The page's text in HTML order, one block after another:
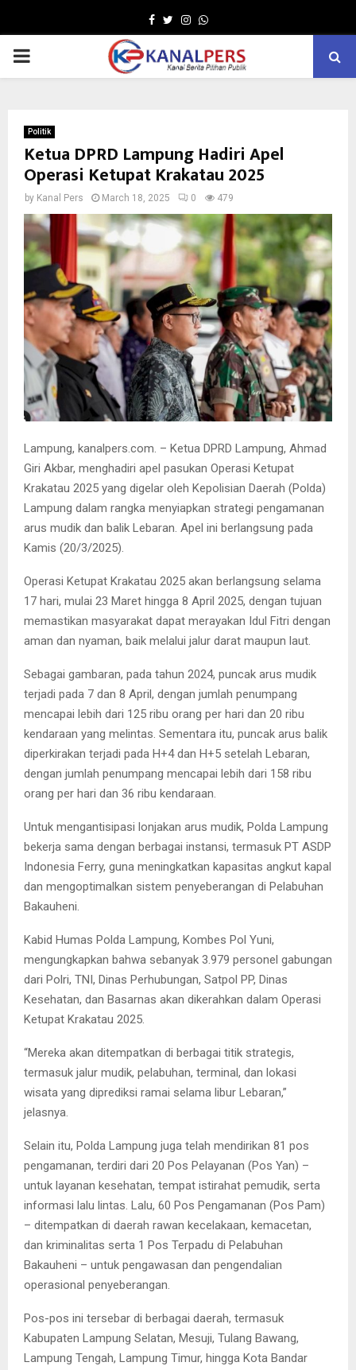
Facebook
TwitterInstagram
Whatsapp
PRIMARY
Politik
Ketua DPRD Lampung Hadiri Apel
Operasi Ketupat Krakatau 2025
by Kanal Pers March 18, 2025 0 479
Lampung, kanalpers.com. – Ketua DPRD Lampung, Ahmad
Giri Akbar, menghadiri apel pasukan Operasi Ketupat
Krakatau 2025 yang digelar oleh Kepolisian Daerah (Polda)
Lampung dalam rangka menyiapkan strategi pengamanan
arus mudik dan balik Lebaran. Apel ini berlangsung pada
Kamis (20/3/2025).
Operasi Ketupat Krakatau 2025 akan berlangsung selama
17 hari, mulai 23 Maret hingga 8 April 2025, dengan tujuan
memastikan masyarakat dapat merayakan Idul Fitri dengan
aman dan nyaman, baik melalui jalur darat maupun laut.
Sebagai gambaran, pada tahun 2024, puncak arus mudik
terjadi pada 7 dan 8 April, dengan jumlah penumpang
mencapai lebih dari 125 ribu orang per hari dan 20 ribu
kendaraan yang melintas. Sementara itu, puncak arus balik
diperkirakan terjadi pada H+4 dan H+5 setelah Lebaran,
dengan jumlah penumpang mencapai lebih dari 158 ribu
orang per hari dan 36 ribu kendaraan.
Untuk mengantisipasi lonjakan arus mudik, Polda Lampung
bekerja sama dengan berbagai instansi, termasuk PT ASDP
Indonesia Ferry, guna meningkatkan kapasitas angkut kapal
dan mengoptimalkan sistem penyeberangan di Pelabuhan
Bakauheni.
Kabid Humas Polda Lampung, Kombes Pol Yuni,
mengungkapkan bahwa sebanyak 3.979 personel gabungan
dari Polri, TNI, Dinas Perhubungan, Satpol PP, Dinas
Kesehatan, dan Basarnas akan dikerahkan dalam Operasi
Ketupat Krakatau 2025.
“Mereka akan ditempatkan di berbagai titik strategis,
termasuk jalur mudik, pelabuhan, terminal, dan lokasi
wisata yang diprediksi ramai selama libur Lebaran,”
jelasnya.
Selain itu, Polda Lampung juga telah mendirikan 81 pos
pengamanan, terdiri dari 20 Pos Pelayanan (Pos Yan) –
untuk layanan kesehatan, tempat istirahat pemudik, serta
informasi lalu lintas. Lalu, 60 Pos Pengamanan (Pos Pam)
– ditempatkan di daerah rawan kecelakaan, kemacetan,
dan kriminalitas serta 1 Pos Terpadu di Pelabuhan
Bakauheni – untuk pengawasan dan pengendalian
operasional penyeberangan.
Pos-pos ini tersebar di berbagai daerah, termasuk
Kabupaten Lampung Selatan, Mesuji, Tulang Bawang,
Lampung Tengah, Lampung Timur, hingga Kota Bandar